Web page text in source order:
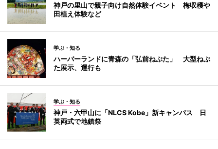
神戸の里山で親子向け自然体験イベント 梅収穫や
田植え体験など
学ぶ・知る
ハーバーランドに青森の「弘前ねぷた」 大型ねぷ
た展示、運行も
学ぶ・知る
神戸・六甲山に「NLCS Kobe」新キャンパス 日
英両式で地鎮祭